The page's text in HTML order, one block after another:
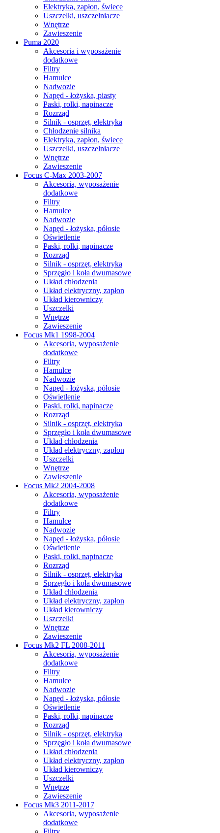
Elektryka, zapłon, świece
Uszczelki, uszczelniacze
Wnętrze
Zawieszenie
Puma 2020
Akcesoria i wyposażenie
dodatkowe
Filtry
Hamulce
Nadwozie
Napęd - łożyska, piasty
Paski, rolki, napinacze
Rozrząd
Silnik - osprzęt, elektryka
Chłodzenie silnika
Elektryka, zapłon, świece
Uszczelki, uszczelniacze
Wnętrze
Zawieszenie
Focus C-Max 2003-2007
Akcesoria, wyposażenie
dodatkowe
Filtry
Hamulce
Nadwozie
Napęd - łożyska, półosie
Oświetlenie
Paski, rolki, napinacze
Rozrząd
Silnik - osprzęt, elektryka
Sprzęgło i koła dwumasowe
Układ chłodzenia
Układ elektryczny, zapłon
Układ kierowniczy
Uszczelki
Wnętrze
Zawieszenie
Focus Mk1 1998-2004
Akcesoria, wyposażenie
dodatkowe
Filtry
Hamulce
Nadwozie
Napęd - łożyska, półosie
Oświetlenie
Paski, rolki, napinacze
Rozrząd
Silnik - osprzęt, elektryka
Sprzęgło i koła dwumasowe
Układ chłodzenia
Układ elektryczny, zapłon
Uszczelki
Wnętrze
Zawieszenie
Focus Mk2 2004-2008
Akcesoria, wyposażenie
dodatkowe
Filtry
Hamulce
Nadwozie
Napęd - łożyska, półosie
Oświetlenie
Paski, rolki, napinacze
Rozrząd
Silnik - osprzęt, elektryka
Sprzęgło i koła dwumasowe
Układ chłodzenia
Układ elektryczny, zapłon
Układ kierowniczy
Uszczelki
Wnętrze
Zawieszenie
Focus Mk2 FL 2008-2011
Akcesoria, wyposażenie
dodatkowe
Filtry
Hamulce
Nadwozie
Napęd - łożyska, półosie
Oświetlenie
Paski, rolki, napinacze
Rozrząd
Silnik - osprzęt, elektryka
Sprzęgło i koła dwumasowe
Układ chłodzenia
Układ elektryczny, zapłon
Układ kierowniczy
Uszczelki
Wnętrze
Zawieszenie
Focus Mk3 2011-2017
Akcesoria, wyposażenie
dodatkowe
Filtry